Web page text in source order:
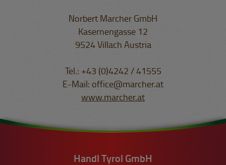
Norbert Marcher GmbH
Kasernengasse 12
9524 Villach Austria
Tel.: +43 (0)4242 / 41555
E-Mail: office@marcher.at
www.marcher.at
Handl Tyrol GmbH